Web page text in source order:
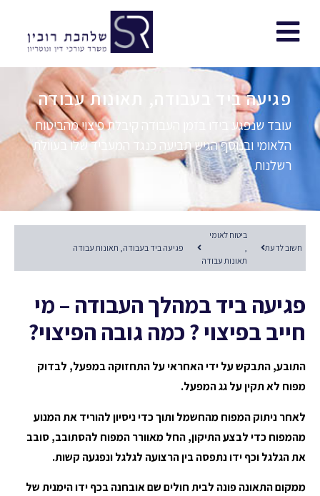
פגיעה ביד בעבודה, תאונות עבודה
עובד שנפגע בידו בזמן העבודה קיבלת פיצוי מהביטוח
הלאומי ובנוסף הגיש תביעה כנגד המעביד שלו בעוולת
רשלנות
חשוב לדעת
ביטוח לאומי
,
תאונות עבודה
פגיעה ביד בעבודה, תאונות עבודה
פגיעה ביד במהלך העבודה – מי
חייב בפיצוי ? כמה גובה הפיצוי?
התובע, התבקש על ידי האחראי על התחזוקה במפעל, לבדוק
מפוח לא תקין על גג המפעל.
לאחר ניתוק המפוח מהחשמל ותוך כדי ניסיון להוריד את המנוע
מהמפוח כדי לבצע התיקון, החל מאוורר המפוח להסתובב, סובב
את הגלגל וכף ידו נתפסה בין הרצועה לגלגל ונפגעה קשות.
ממקום התאונה פונה לבית חולים שם אובחנה בכף ידו הימנית של